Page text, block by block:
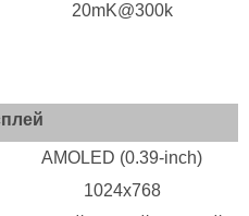
20mK@300k
AMOLED (0.39-inch)
1024х768